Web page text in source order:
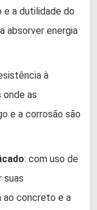
e a dutilidade do
absorver energia
à
onde as
e a corrosão são
: com uso de
suas
ao concreto e a